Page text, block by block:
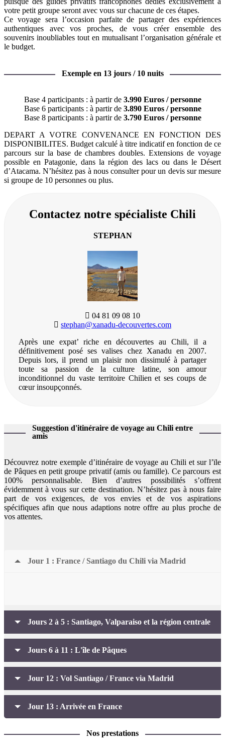
votre petit groupe seront avec vous sur chacune de ces étapes.
Ce voyage sera l’occasion parfaite de partager des expériences
authentiques avec vos proches, de vous créer ensemble des
souvenirs inoubliables tout en mutualisant l’organisation générale et
le budget.
Exemple en 13 jours / 10 nuits
Base 4 participants : à partir de 3.990 Euros / personne
Base 6 participants : à partir de3.890 Euros / personne
Base 8 participants : à partir de 3.790 Euros / personne
DEPART A VOTRE CONVENANCE EN FONCTION DES
DISPONIBILITES. Budget calculé à titre indicatif en fonction de ce
parcours sur la base de chambres doubles. Extensions de voyage
possible en Patagonie, dans la région des lacs ou dans le Désert
d’Atacama. N’hésitez pas à nous consulter pour un devis sur mesure
si groupe de 10 personnes ou plus.
Contactez notre spécialiste Chili
STEPHAN
04 81 09 08 10
stephan@xanadu-decouvertes.com
Après une expat’ riche en découvertes au Chili, il a
définitivement posé ses valises chez Xanadu en 2007.
Depuis lors, il prend un plaisir non dissimulé à partager
toute sa passion de la culture latine, son amour
inconditionnel du vaste territoire Chilien et ses coups de
cœur insoupçonnés.
Suggestion d'itinéraire de voyage au Chili entre
amis
Découvrez notre exemple d’itinéraire de voyage au Chili et sur l’ïle
de Pâques en petit groupe privatif (amis ou famille). Ce parcours est
100% personnalisable. Bien d’autres possibilités s’offrent
évidemment à vous sur cette destination. N’hésitez pas à nous faire
part de vos exigences, de vos envies et de vos aspirations
spécifiques afin que nous adaptions notre offre au plus proche de
vos attentes.
Jour 1 : France / Santiago du Chili via Madrid
Jours 2 à 5 : Santiago, Valparaiso et la région centrale
Jours 6 à 11 : L'île de Pâques
Jour 12 : Vol Santiago / France via Madrid
Jour 13 : Arrivée en France
Nos prestations